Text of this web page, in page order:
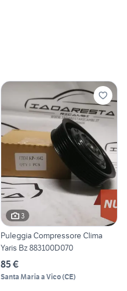
3
Puleggia Compressore Clima
Yaris Bz 883100D070
85 €
Santa Maria a Vico(CE)